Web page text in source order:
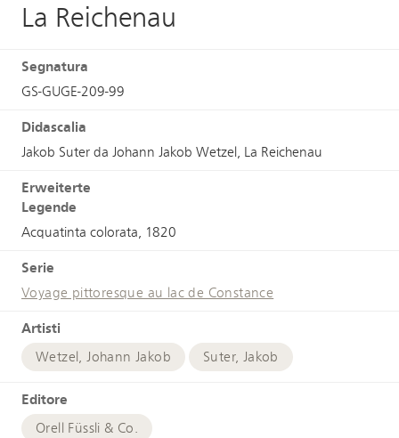
La Reichenau
Segnatura
GS-GUGE-209-99
Didascalia
Jakob Suter da Johann Jakob Wetzel, La Reichenau
Erweiterte
Legende
Acquatinta colorata, 1820
Serie
Voyage pittoresque au lac de Constance
Artisti
Wetzel, Johann Jakob Suter, Jakob
Editore
Orell Füssli & Co.